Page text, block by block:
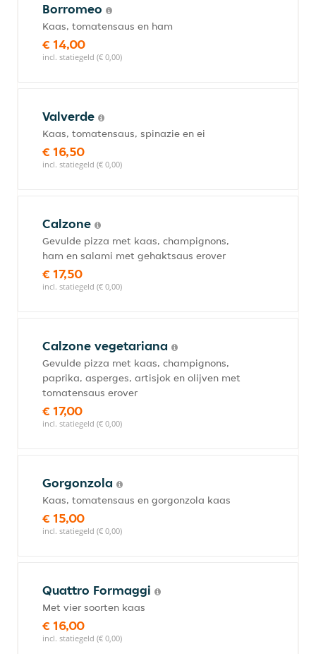
Borromeo
Kaas, tomatensaus en ham
€ 14,00
incl. statiegeld (€ 0,00)
Valverde
Kaas, tomatensaus, spinazie en ei
€ 16,50
incl. statiegeld (€ 0,00)
Calzone
Gevulde pizza met kaas, champignons,
ham en salami met gehaktsaus erover
€ 17,50
incl. statiegeld (€ 0,00)
Calzone vegetariana
Gevulde pizza met kaas, champignons,
paprika, asperges, artisjok en olijven met
tomatensaus erover
€ 17,00
incl. statiegeld (€ 0,00)
Gorgonzola
Kaas, tomatensaus en gorgonzola kaas
€ 15,00
incl. statiegeld (€ 0,00)
Quattro Formaggi
Met vier soorten kaas
€ 16,00
incl. statiegeld (€ 0,00)